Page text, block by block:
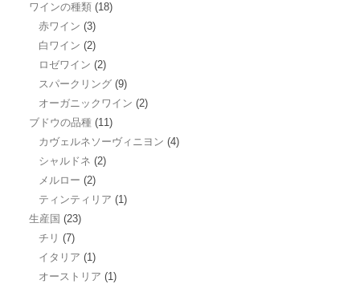
ワインの種類 (18)
赤ワイン (3)
白ワイン (2)
ロゼワイン (2)
スパークリング (9)
オーガニックワイン (2)
ブドウの品種 (11)
カヴェルネソーヴィニヨン (4)
シャルドネ (2)
メルロー (2)
ティンティリア (1)
生産国 (23)
チリ (7)
イタリア (1)
オーストリア (1)